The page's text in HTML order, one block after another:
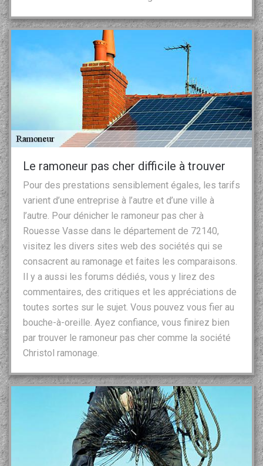
Le ramoneur pas cher difficile à trouver
Pour des prestations sensiblement égales, les tarifs
varient d’une entreprise à l’autre et d’une ville à
l’autre. Pour dénicher le ramoneur pas cher à
Rouesse Vasse dans le département de 72140,
visitez les divers sites web des sociétés qui se
consacrent au ramonage et faites les comparaisons.
Il y a aussi les forums dédiés, vous y lirez des
commentaires, des critiques et les appréciations de
toutes sortes sur le sujet. Vous pouvez vous fier au
bouche-à-oreille. Ayez confiance, vous finirez bien
par trouver le ramoneur pas cher comme la société
Christol ramonage.